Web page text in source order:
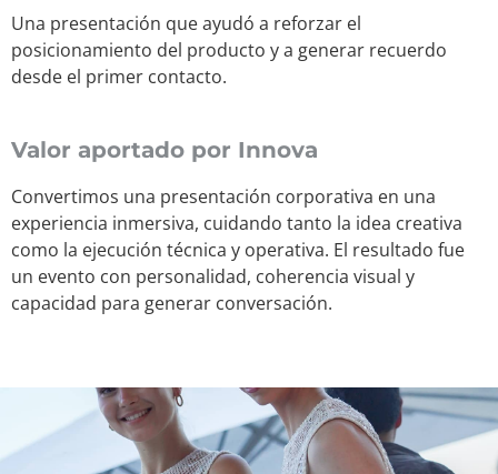
Una presentación que ayudó a reforzar el
posicionamiento del producto y a generar recuerdo
desde el primer contacto.
Valor aportado por Innova
Convertimos una presentación corporativa en una
experiencia inmersiva, cuidando tanto la idea creativa
como la ejecución técnica y operativa. El resultado fue
un evento con personalidad, coherencia visual y
capacidad para generar conversación.